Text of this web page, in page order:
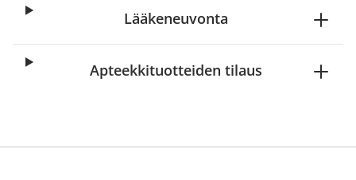
Lääkeneuvonta
Apteekkituotteiden tilaus